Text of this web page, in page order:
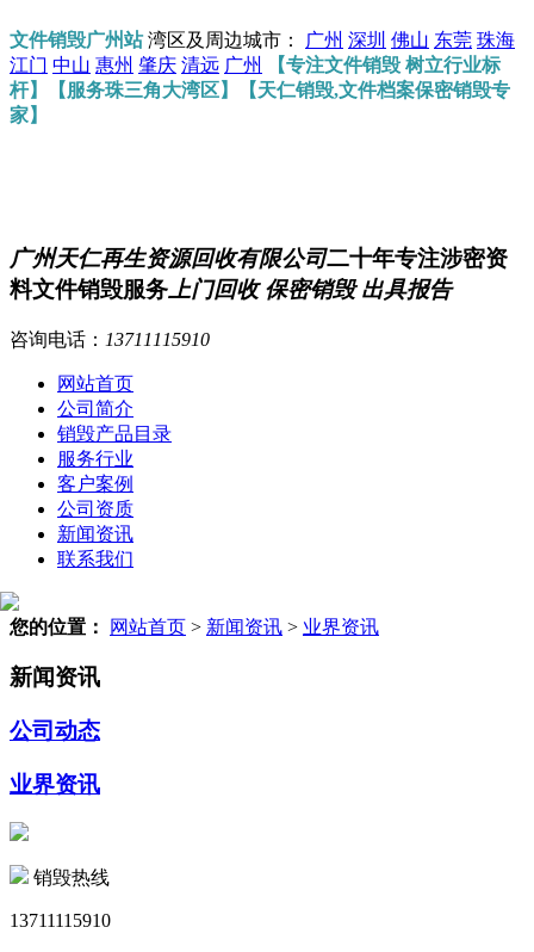
文件销毁广州站湾区及周边城市： 广州 深圳 佛山 东莞 珠海
江门 中山 惠州 肇庆 清远 广州
【专注文件销毁 树立行业标
杆】【服务珠三角大湾区】【天仁销毁,文件档案保密销毁专
家】
广州天仁再生资源回收有限公司二十年专注涉密资
料文件销毁服务 上门回收 保密销毁 出具报告
咨询电话： 13711115910
网站首页
公司简介
销毁产品目录
服务行业
客户案例
公司资质
新闻资讯
联系我们
您的位置： 网站首页 > 新闻资讯 > 业界资讯
新闻资讯
公司动态
业界资讯
销毁热线
13711115910